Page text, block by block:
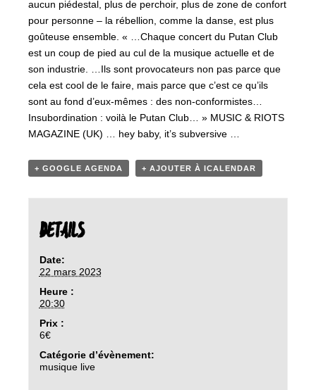
aucun piédestal, plus de perchoir, plus de zone de confort
pour personne – la rébellion, comme la danse, est plus
goûteuse ensemble. « …Chaque concert du Putan Club
est un coup de pied au cul de la musique actuelle et de
son industrie. …Ils sont provocateurs non pas parce que
cela est cool de le faire, mais parce que c’est ce qu’ils
sont au fond d’eux-mêmes : des non-conformistes…
Insubordination : voilà le Putan Club… » MUSIC & RIOTS
MAGAZINE (UK) … hey baby, it’s subversive …
+ GOOGLE AGENDA + AJOUTER À ICALENDAR
DETAILS
Date:
22 mars 2023
Heure :
20:30
Prix :
6€
Catégorie d’évènement:
musique live